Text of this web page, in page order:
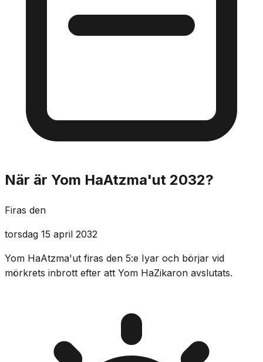
När är Yom HaAtzma'ut 2032?
Firas den
torsdag 15 april 2032
Yom HaAtzma'ut firas den 5:e Iyar och börjar vid
mörkrets inbrott efter att Yom HaZikaron avslutats.